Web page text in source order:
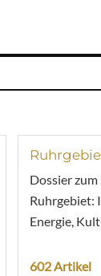
Dossier
Ruhrgebiet:
Energie,
602 Artikel